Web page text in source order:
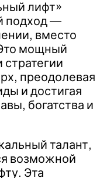
лифт»
подход —
вместо
мощный
стратегии
преодолевая
и достигая
богатства и
талант,
возможной
Эта